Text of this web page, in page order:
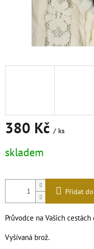
380 Kč / ks
cena:
skladem
Přidat
Průvodce na Vašich
Vyšívaná brož.